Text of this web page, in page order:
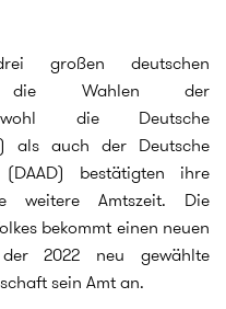
großen deutschen
die Wahlen der
die Deutsche
als auch der Deutsche
(DAAD) bestätigten ihre
weitere Amtszeit. Die
bekommt einen neuen
2022 neu gewählte
sein Amt an.